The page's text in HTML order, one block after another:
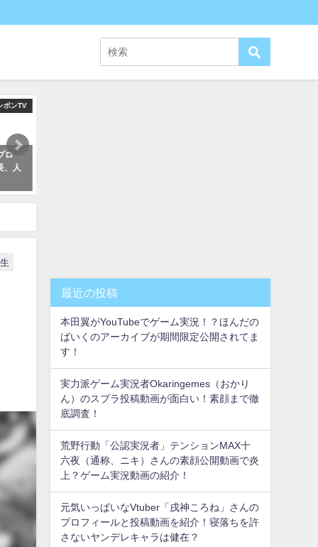
ボンTV
ロ
、人
最近の投稿
本田翼がYouTubeでゲーム実況！？ほんだの
ばいくのアーカイブが期間限定公開されてま
す！
実力派ゲーム実況者Okaringemes（おかり
ん）のスプラ投稿動画が面白い！素顔まで徹
底調査！
荒野行動「公認実況者」テンションMAX十
六夜（通称、ニキ）さんの素顔公開動画で炎
上？ゲーム実況動画の紹介！
元気いっぱいなVtuber「戌神ころね」さんの
プロフィールと投稿動画を紹介！寝落ちを許
さないヤンデレキャラは健在？